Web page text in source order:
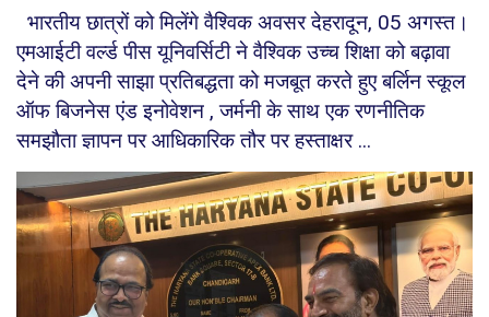
भारतीय छात्रों को मिलेंगे वैश्विक अवसर देहरादून, 05 अगस्त।
एमआईटी वर्ल्ड पीस यूनिवर्सिटी ने वैश्विक उच्च शिक्षा को बढ़ावा
देने की अपनी साझा प्रतिबद्धता को मजबूत करते हुए बर्लिन स्कूल
ऑफ बिजनेस एंड इनोवेशन , जर्मनी के साथ एक रणनीतिक
समझौता ज्ञापन पर आधिकारिक तौर पर हस्ताक्षर ...